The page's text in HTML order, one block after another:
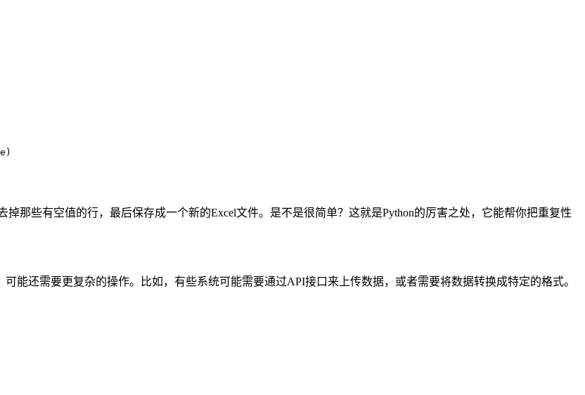
那些有空值的行，最后保存成一个新的Excel文件。是不是很简单？这就是Python的厉害之处，它能帮你把重复性
能还需要更复杂的操作。比如，有些系统可能需要通过API接口来上传数据，或者需要将数据转换成特定的格式。